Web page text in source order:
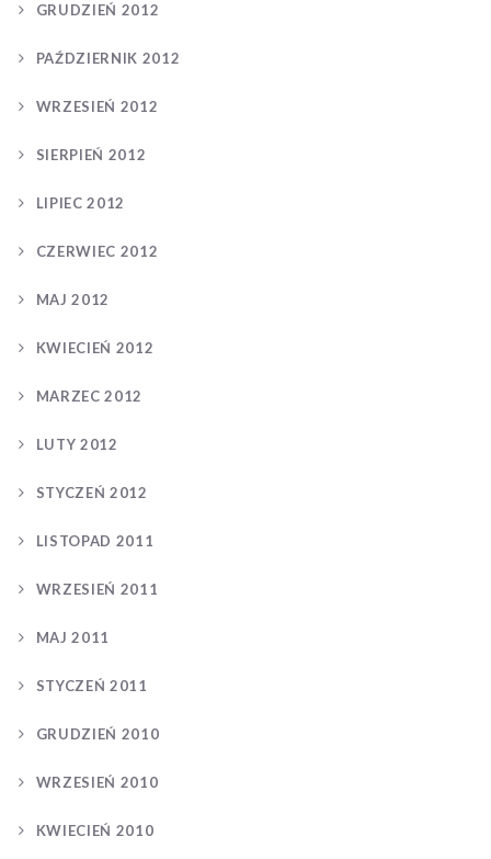
GRUDZIEŃ 2012
PAŹDZIERNIK 2012
WRZESIEŃ 2012
SIERPIEŃ 2012
LIPIEC 2012
CZERWIEC 2012
MAJ 2012
KWIECIEŃ 2012
MARZEC 2012
LUTY 2012
STYCZEŃ 2012
LISTOPAD 2011
WRZESIEŃ 2011
MAJ 2011
STYCZEŃ 2011
GRUDZIEŃ 2010
WRZESIEŃ 2010
KWIECIEŃ 2010